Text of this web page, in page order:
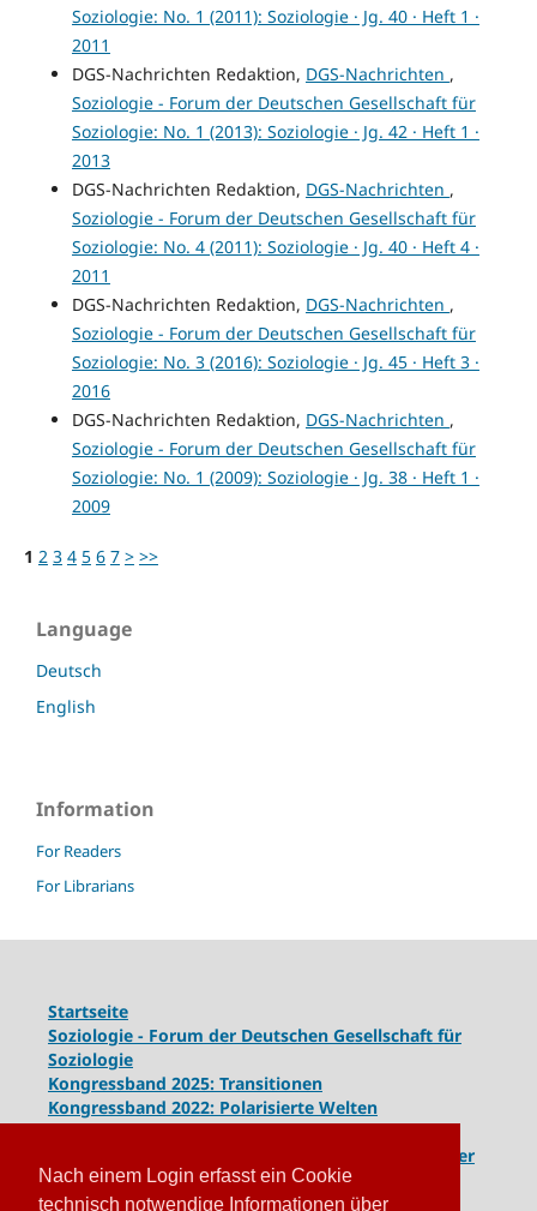
Nach einem Login erfasst ein Cookie
technisch notwendige Informationen über
Soziologie: No. 1 (2011): Soziologie · Jg. 40 · Heft 1 ·
2011
DGS-Nachrichten Redaktion, DGS-Nachrichten ,
Soziologie - Forum der Deutschen Gesellschaft für
Soziologie: No. 1 (2013): Soziologie · Jg. 42 · Heft 1 ·
2013
DGS-Nachrichten Redaktion, DGS-Nachrichten ,
Soziologie - Forum der Deutschen Gesellschaft für
Soziologie: No. 4 (2011): Soziologie · Jg. 40 · Heft 4 ·
2011
DGS-Nachrichten Redaktion, DGS-Nachrichten ,
Soziologie - Forum der Deutschen Gesellschaft für
Soziologie: No. 3 (2016): Soziologie · Jg. 45 · Heft 3 ·
2016
DGS-Nachrichten Redaktion, DGS-Nachrichten ,
Soziologie - Forum der Deutschen Gesellschaft für
Soziologie: No. 1 (2009): Soziologie · Jg. 38 · Heft 1 ·
2009
1 2 3 4 5 6 7 > >>
Language
Deutsch
English
Information
For Readers
For Librarians
Startseite
Soziologie - Forum der Deutschen Gesellschaft für
Soziologie
Kongressband 2025: Transitionen
Kongressband 2022: Polarisierte Welten
Komplexe Dynamiken globaler
und lokaler Entwicklungen
Kongressband 2016: Geschlossene Gesellschaften